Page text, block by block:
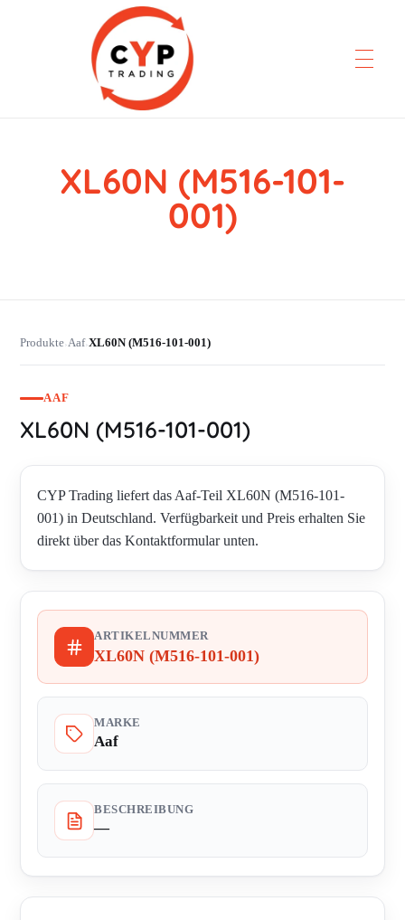
CYP Trading
Professionelle Ersatzteilbeschaffung
XL60N (M516-101-
001)
Produkte›Aaf›XL60N (M516-101-001)
AAF
XL60N (M516-101-001)
CYP Trading liefert das Aaf-Teil XL60N (M516-101-
001) in Deutschland. Verfügbarkeit und Preis erhalten Sie
direkt über das Kontaktformular unten.
ARTIKELNUMMER
XL60N (M516-101-001)
MARKE
Aaf
BESCHREIBUNG
—